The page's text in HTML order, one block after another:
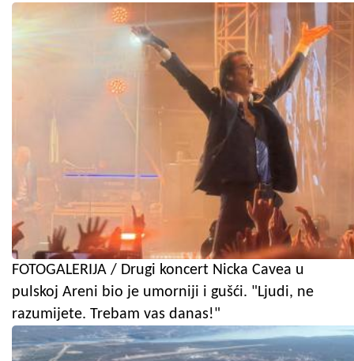
FOTOGALERIJA / Drugi koncert Nicka Cavea u
pulskoj Areni bio je umorniji i gušći. "Ljudi, ne
razumijete. Trebam vas danas!"